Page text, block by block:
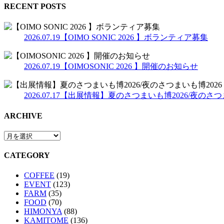
RECENT POSTS
2026.07.19 【OIMO SONIC 2026 】ボランティア募集
2026.07.19 【OIMOSONIC 2026 】開催のお知らせ
2026.07.17 【出展情報】夏のさつまいも博2026/夜のさ
ARCHIVE
CATEGORY
COFFEE (19)
EVENT (123)
FARM (35)
FOOD (70)
HIMONYA (88)
KAMITOME (136)